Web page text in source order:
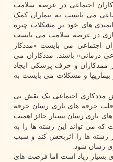
اجتماعی در عرصه سلامت
می بایست به بیماران کمک
های خود بر مشکلات چیره
در عرصه سلامت می بایست
اجتماعی می بایست «مددکار
درمانی» باشند. مددکاران می
ممدکاران و حرف پزشکی ایجاد
و مشکلات می بایست به
مددکاری اجتماعی یک نقش بی
حرفه های یاری رسان حرفه
یاری رسان بسیار حائز اهمیت
که می تواند این رشته ها را به
رشته ها را اثربخش کند و سبب
رسان شود.
بسیار زیاد است اما فرصت های